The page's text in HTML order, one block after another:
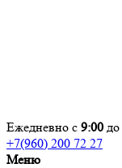
Ежедневно с 9:00 до
+7(960) 200 72 27
Меню